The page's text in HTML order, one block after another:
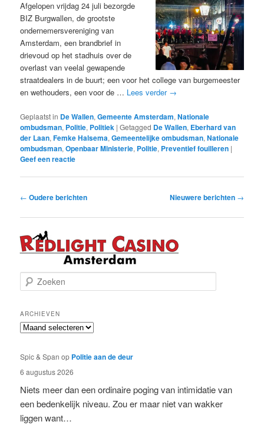
Afgelopen vrijdag 24 juli bezorgde
BIZ Burgwallen, de grootste
ondernemersvereniging van
Amsterdam, een brandbrief in
drievoud op het stadhuis over de
overlast van veelal gewapende
straatdealers in de buurt; een voor het college van burgemeester
en wethouders, een voor de … Lees verder →
Geplaatst in De Wallen,Gemeente Amsterdam,Nationale
ombudsman, Politie, Politiek |Getagged De Wallen, Eberhard van
der Laan,Femke Halsema,Gemeentelijke ombudsman,Nationale
ombudsman,Openbaar Ministerie, Politie, Preventief fouilleren |
Geef een reactie
Bericht
← Oudere berichten Nieuwere berichten →
o
k
e
n
ARCHIEVEN
Archieven
Spic & Span op Politie aan de deur
6 augustus 2026
Niets meer dan een ordinaire poging van intimidatie van
een bedenkelijk niveau. Zou er maar niet van wakker
liggen want…